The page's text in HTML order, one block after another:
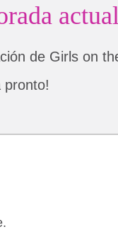
de Girls on
pronto!